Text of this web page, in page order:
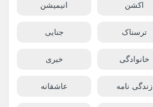
اکشن انیمیشن
ترسناک جنایی
خانوادگی خبری
زندگی نامه عاشقانه